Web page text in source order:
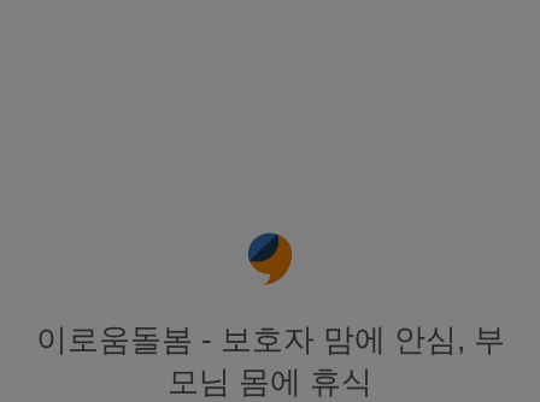
이로움돌봄 - 보호자 맘에 안심, 부
모님 몸에 휴식